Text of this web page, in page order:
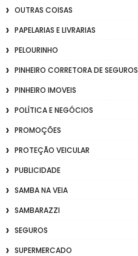
OUTRAS COISAS
PAPELARIAS E LIVRARIAS
PELOURINHO
PINHEIRO CORRETORA DE SEGUROS
PINHEIRO IMOVEIS
POLÍTICA E NEGÓCIOS
PROMOÇÕES
PROTEÇÃO VEICULAR
PUBLICIDADE
SAMBA NA VEIA
SAMBARAZZI
SEGUROS
SUPERMERCADO